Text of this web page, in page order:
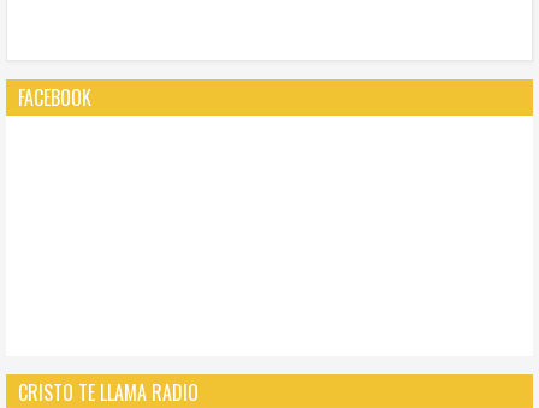
FACEBOOK
CRISTO TE LLAMA RADIO